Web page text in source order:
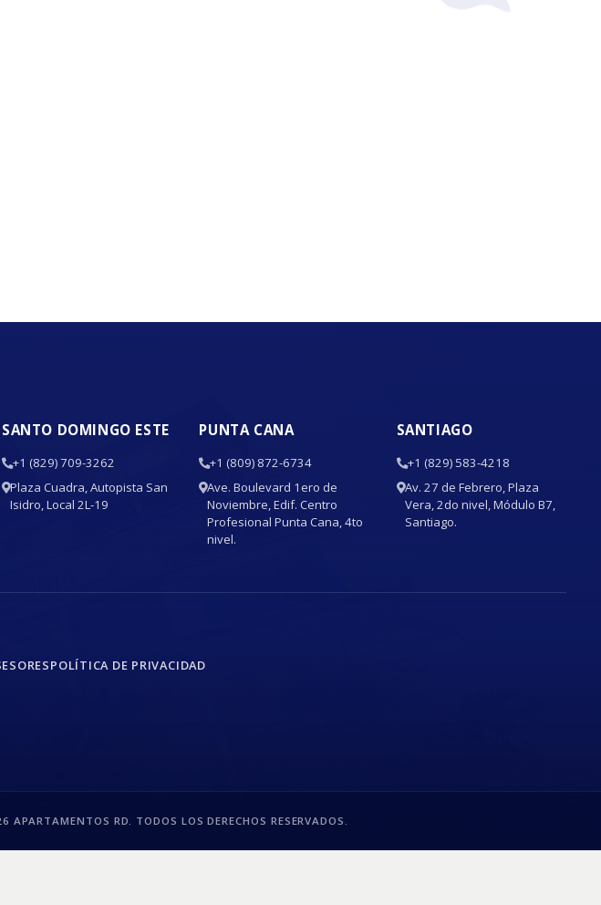
SANTO DOMINGO ESTE
+1 (829) 709-3262
Plaza Cuadra, Autopista San
Isidro, Local 2L-19
PUNTA CANA
+1 (809) 872-6734
Ave. Boulevard 1ero de
Noviembre, Edif. Centro
Profesional Punta Cana, 4to
nivel.
SANTIAGO
+1 (829) 583-4218
Av. 27 de Febrero, Plaza
Vera, 2do nivel, Módulo B7,
Santiago.
POLÍTICA DE PRIVACIDAD
APARTAMENTOS RD. TODOS LOS DERECHOS RESERVADOS.